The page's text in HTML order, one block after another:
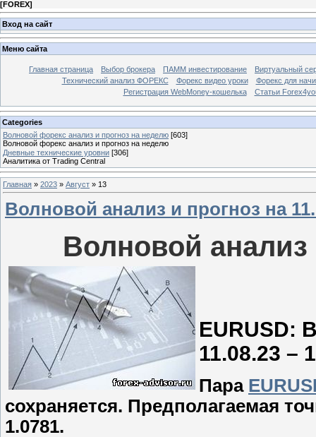
[FOREX]
Вход на сайт
Меню сайта
Главная страница Выбор брокера ПАММ инвестирование
Виртуальный
Технический анализ ФОРЕКС
Форекс видео уроки
Форекс для
Регистрация WebMoney-кошелька
Статьи
Categories
Волновой форекс анализ и прогноз на неделю [603]
Волновой форекс анализ и прогноз на неделю
Дневные технические уровни [306]
Аналитика от Trading Central
Главная » 2023 » Август » 13
Волновой анализ и прогноз на
Волновой анализ
EURUSD:
11.08.23 –
Пара
сохраняется. Предполагаемая
1.0781.